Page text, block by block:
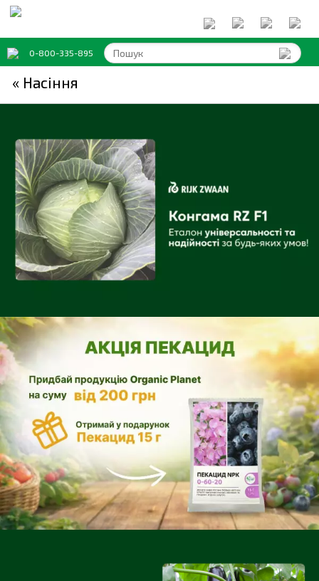
0-800-335-895
« Насіння